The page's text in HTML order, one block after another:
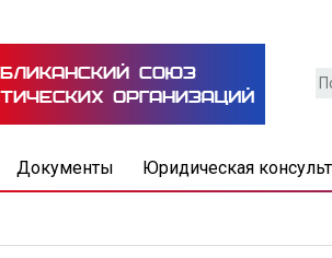
Документы Юридическая